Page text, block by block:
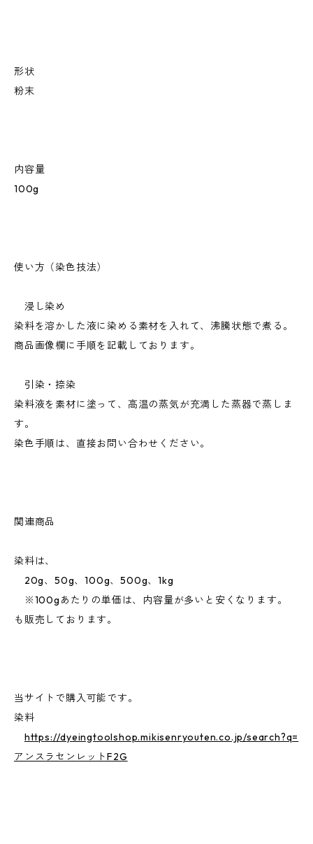
形状
粉末
内容量
100g
使い方（染色技法）
浸し染め
染料を溶かした液に染める素材を入れて、沸騰状態で煮る。
商品画像欄に手順を記載しております。
引染・捺染
染料液を素材に塗って、高温の蒸気が充満した蒸器で蒸しま
す。
染色手順は、直接お問い合わせください。
関連商品
染料は、
20g、50g、100g、500g、1kg
※100gあたりの単価は、内容量が多いと安くなります。
も販売しております。
当サイトで購入可能です。
染料
https://dyeingtoolshop.mikisenryouten.co.jp/search?q=
アンスラセンレットF2G